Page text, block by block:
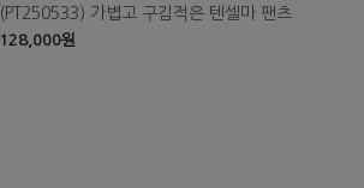
(PT250533) 가볍고 구김적은 텐셀마 팬츠
128,000원